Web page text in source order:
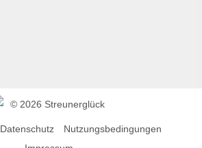
© 2026 Streunerglück
Datenschutz
Nutzungsbedingungen